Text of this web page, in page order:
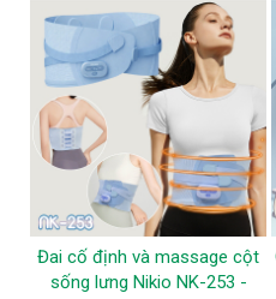
Đai cố định và massage cột
sống lưng Nikio NK-253 -